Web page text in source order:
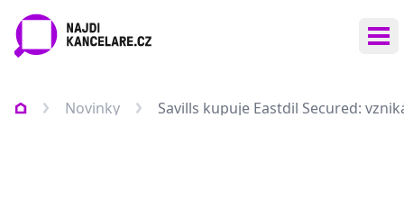
Novinky Savills kupuje Eastdil Secured: